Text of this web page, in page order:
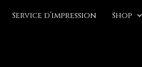
Service d’impression Shop